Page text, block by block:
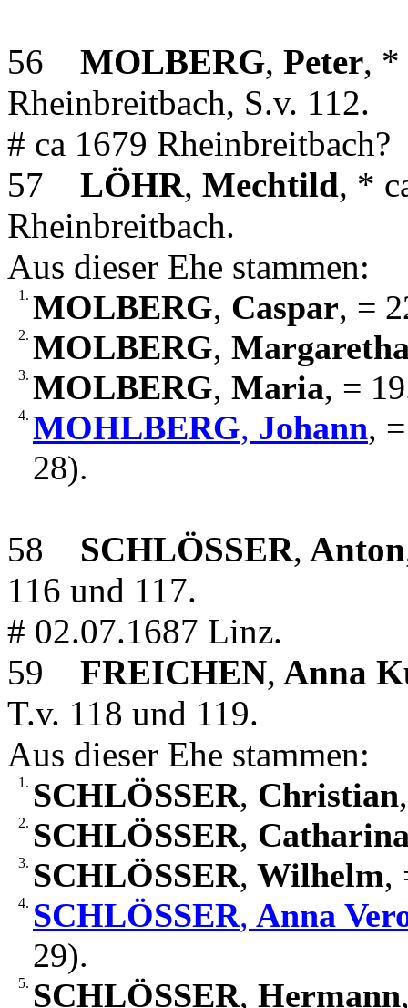
56 MOLBERG, Peter, *
Rheinbreitbach, S.v. 112.
# ca 1679 Rheinbreitbach?
57 LÖHR, Mechtild, *
Rheinbreitbach.
Aus dieser Ehe stammen:
1. MOLBERG, Caspar, =
2. MOLBERG,
3. MOLBERG, Maria, =
4. MOHLBERG, Johann,
28).
58 SCHLÖSSER, Anton
116 und 117.
# 02.07.1687 Linz.
59 FREICHEN, Anna
T.v. 118 und 119.
Aus dieser Ehe stammen:
1. SCHLÖSSER, Christian
2. SCHLÖSSER,
3. SCHLÖSSER, Wilhelm,
4. SCHLÖSSER, Anna
29).
5. SCHLÖSSER, Hermann